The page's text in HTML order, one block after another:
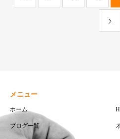
メニュー
ホーム
ブログ一覧